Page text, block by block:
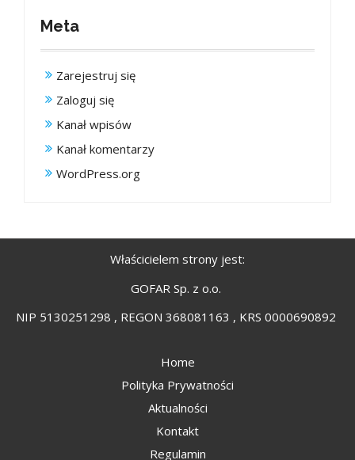
Meta
Zarejestruj się
Zaloguj się
Kanał wpisów
Kanał komentarzy
WordPress.org
Właścicielem strony jest:
GOFAR Sp. z o.o.
NIP 5130251298 , REGON 368081163 , KRS 0000690892
Home
Polityka Prywatności
Aktualności
Kontakt
Regulamin